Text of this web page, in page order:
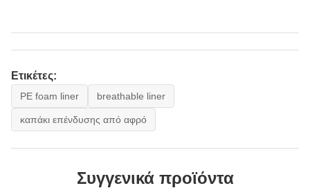
Ετικέτες:
PE foam liner breathable liner
καπάκι επένδυσης από αφρό
Συγγενικά προϊόντα